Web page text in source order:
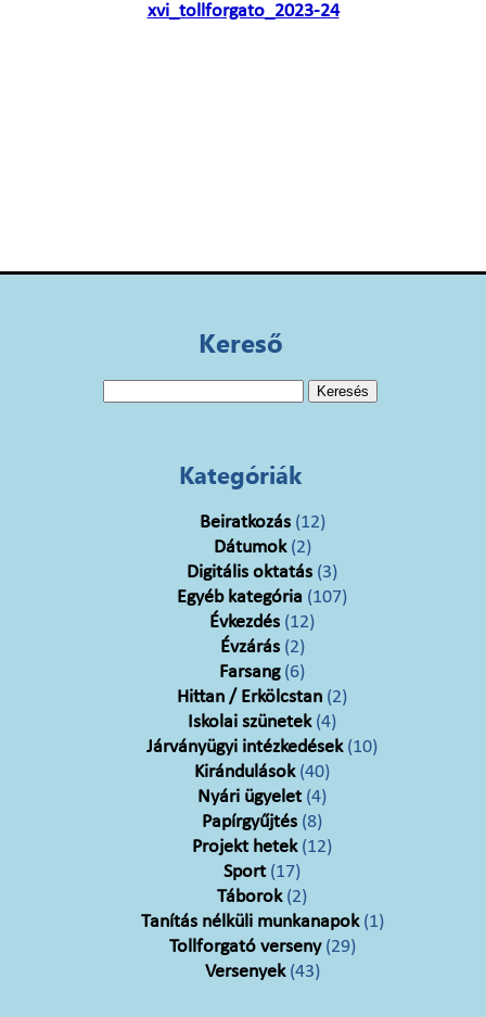
xvi_tollforgato_2023-24
Kereső
Kategóriák
Beiratkozás(12)
Dátumok(2)
Digitális oktatás (3)
Egyéb kategória (107)
Évkezdés (12)
Évzárás(2)
Farsang(6)
Hittan / Erkölcstan (2)
Iskolai szünetek(4)
Járványügyi intézkedések(10)
Kirándulások(40)
Nyári ügyelet(4)
Papírgyűjtés (8)
Projekt hetek(12)
Sport(17)
Táborok(2)
Tanítás nélküli munkanapok(1)
Tollforgató verseny(29)
Versenyek(43)